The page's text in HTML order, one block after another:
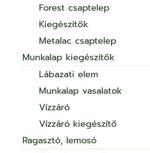
Forest csaptelep
Kiegészítők
Metalac csaptelep
Munkalap kiegészítők
Lábazati elem
Munkalap vasalatok
Vízzáró
Vízzáró kiegészítő
Ragasztó, lemosó